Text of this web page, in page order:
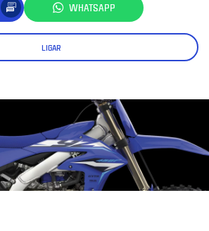
WHATSAPP
LIGAR